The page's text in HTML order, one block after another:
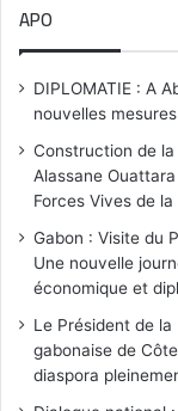
APO
DIPLOMATIE : A
nouvelles
Construction de
Alassane
Forces Vives de la
Gabon : Visite du
Une nouvelle
économique et
Le Président de
gabonaise de
diaspora